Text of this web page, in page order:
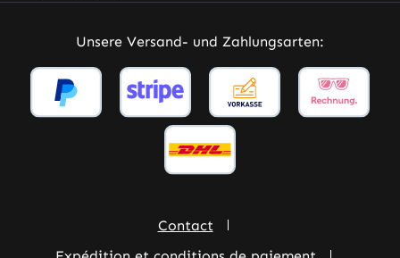
Unsere Versand- und Zahlungsarten:
Contact